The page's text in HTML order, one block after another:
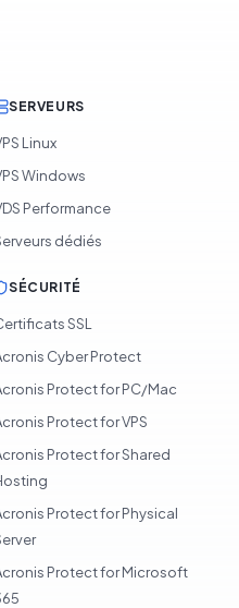
SERVEURS
Linux
Windows
Performance
dédiés
SÉCURITÉ
SSL
Cyber Protect
Protect for PC/Mac
Protect for VPS
Protect for Shared
Protect for Physical
Protect for Microsoft